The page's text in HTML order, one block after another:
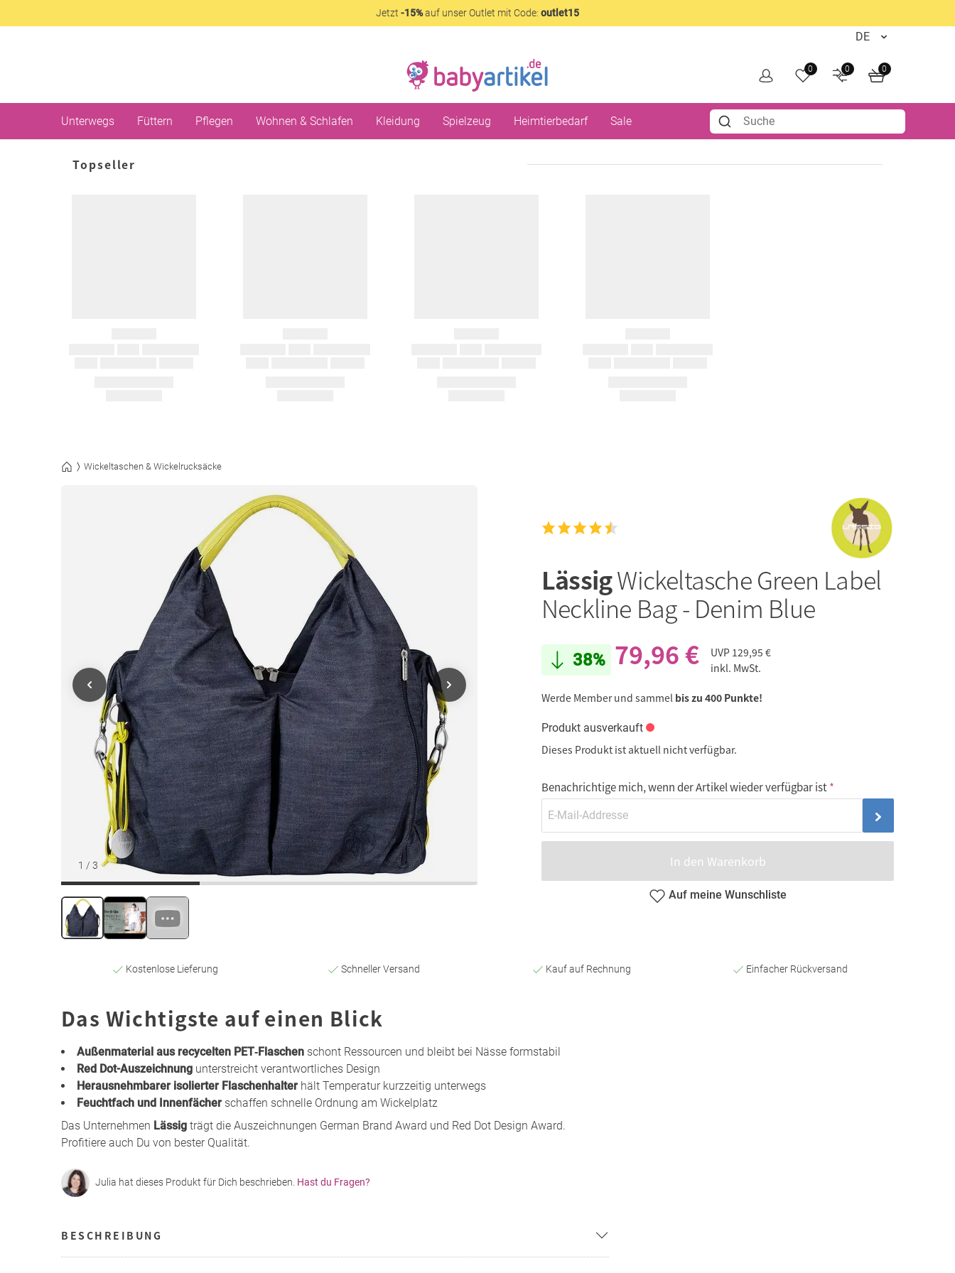
Jetzt -15%auf unser Outlet mit Code: outlet15
0 0 0
Unterwegs Füttern Pflegen Wohnen & Schlafen Kleidung Spielzeug Heimtierbedarf Sale
Topseller
Wickeltaschen & Wickelrucksäcke
Beim Klick wird dieses Video von den YouTube Servern geladen. Für Details siehe
Datenschutzerklärung.
1 / 3
LässigWickeltasche Green Label
Neckline Bag - Denim Blue
38% 79,96 € UVP 129,95 €
inkl. MwSt.
Werde Member und sammel bis zu 400 Punkte!
Produkt ausverkauft
Dieses Produkt ist aktuell nicht verfügbar.
Benachrichtige mich, wenn der Artikel wieder verfügbar ist
In den Warenkorb
Auf meine Wunschliste
Kostenlose Lieferung Schneller Versand Kauf auf Rechnung Einfacher Rückversand
Das Wichtigste auf einen Blick
Außenmaterial aus recycelten PET‑Flaschen schont Ressourcen und bleibt bei Nässe formstabil
Red Dot-Auszeichnung unterstreicht verantwortliches Design
Herausnehmbarer isolierter Flaschenhalter hält Temperatur kurzzeitig unterwegs
Feuchtfach und Innenfächer schaffen schnelle Ordnung am Wickelplatz
Das Unternehmen Lässig trägt die Auszeichnungen German Brand Award und Red Dot Design Award.
Profitiere auch Du von bester Qualität.
Julia hat dieses Produkt für Dich beschrieben. Hast du Fragen?
BESCHREIBUNG